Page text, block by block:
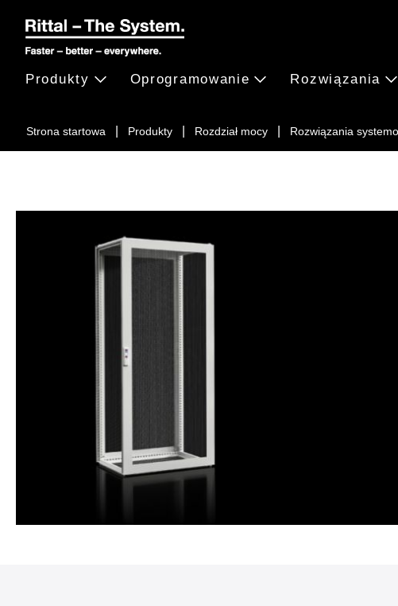
Strona startowa Produkty Rozdział mocy Rozwiązania
Produkty Oprogramowanie Rozwiązania